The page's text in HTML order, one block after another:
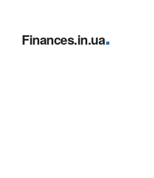
Finances.in.ua.